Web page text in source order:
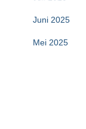
Juni 2025
Mei 2025